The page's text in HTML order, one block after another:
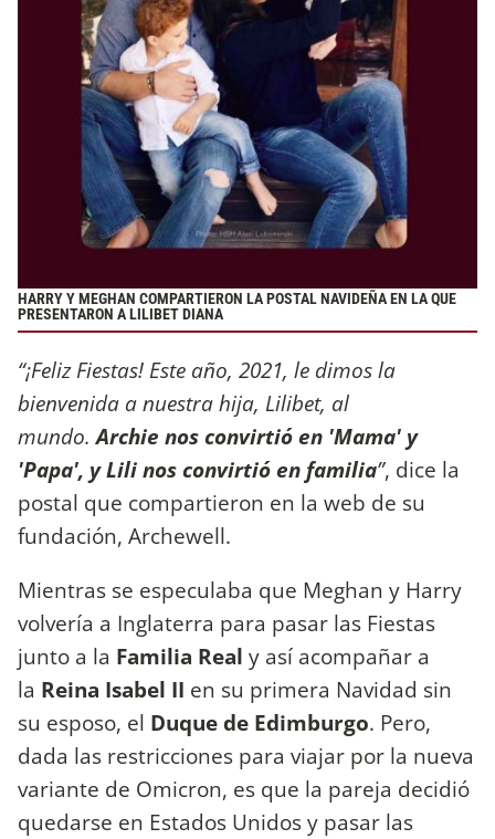
HARRY Y MEGHAN COMPARTIERON LA POSTAL NAVIDEÑA EN LA QUE
PRESENTARON A LILIBET DIANA
“¡Feliz Fiestas! Este año, 2021, le dimos la
bienvenida a nuestra hija, Lilibet, al
mundo.Archie nos convirtió en 'Mama' y
'Papa', y Lili nos convirtió en familia”, dice la
postal que compartieron en la web de su
fundación, Archewell.
Mientras se especulaba que Meghan y Harry
volvería a Inglaterra para pasar las Fiestas
junto a la Familia Real y así acompañar a
la Reina Isabel II en su primera Navidad sin
su esposo, el Duque de Edimburgo. Pero,
dada las restricciones para viajar por la nueva
variante de Omicron, es que la pareja decidió
quedarse en Estados Unidos y pasar las